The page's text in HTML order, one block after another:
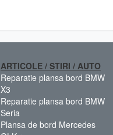
ARTICOLE / STIRI / AUTO
Reparatie plansa bord BMW
X3
Reparatie plansa bord BMW
Seria
Plansa de bord Mercedes